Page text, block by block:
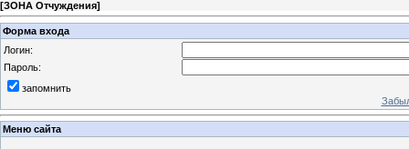
[ЗОНА Отчуждения]
Форма входа
Логин:
Пароль:
запомнить
Меню сайта